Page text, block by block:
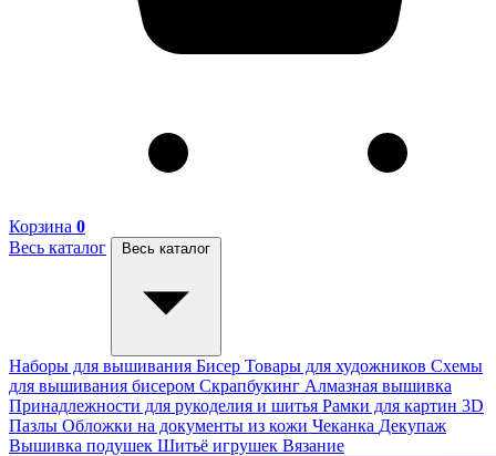
Корзина 0
Весь каталог
Весь каталог
Наборы для вышивания Бисер Товары для художников Схемы
для вышивания бисером Скрапбукинг Алмазная вышивка
Принадлежности для рукоделия и шитья Рамки для картин 3D
Пазлы Обложки на документы из кожи Чеканка Декупаж
Вышивка подушек Шитьё игрушек Вязание